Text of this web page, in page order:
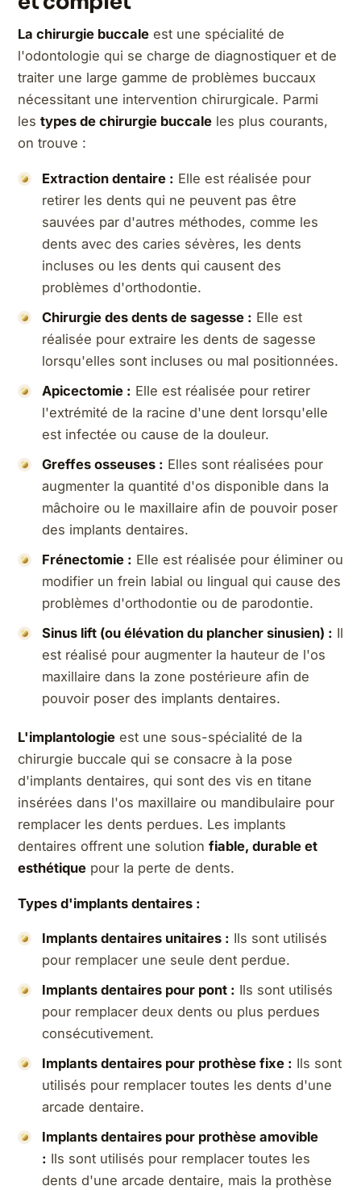
La chirurgie buccale est une spécialité de
l'odontologie qui se charge de diagnostiquer et de
traiter une large gamme de problèmes buccaux
nécessitant une intervention chirurgicale. Parmi
les types de chirurgie buccale les plus courants,
on trouve :
Extraction dentaire : Elle est réalisée pour
retirer les dents qui ne peuvent pas être
sauvées par d'autres méthodes, comme les
dents avec des caries sévères, les dents
incluses ou les dents qui causent des
problèmes d'orthodontie.
Chirurgie des dents de sagesse : Elle est
réalisée pour extraire les dents de sagesse
lorsqu'elles sont incluses ou mal positionnées.
Apicectomie : Elle est réalisée pour retirer
l'extrémité de la racine d'une dent lorsqu'elle
est infectée ou cause de la douleur.
Greffes osseuses : Elles sont réalisées pour
augmenter la quantité d'os disponible dans la
mâchoire ou le maxillaire afin de pouvoir poser
des implants dentaires.
Frénectomie : Elle est réalisée pour éliminer ou
modifier un frein labial ou lingual qui cause des
problèmes d'orthodontie ou de parodontie.
Sinus lift (ou élévation du plancher sinusien) : Il
est réalisé pour augmenter la hauteur de l'os
maxillaire dans la zone postérieure afin de
pouvoir poser des implants dentaires.
L'implantologie est une sous-spécialité de la
chirurgie buccale qui se consacre à la pose
d'implants dentaires, qui sont des vis en titane
insérées dans l'os maxillaire ou mandibulaire pour
remplacer les dents perdues. Les implants
dentaires offrent une solution fiable, durable et
esthétique pour la perte de dents.
Types d'implants dentaires :
Implants dentaires unitaires : Ils sont utilisés
pour remplacer une seule dent perdue.
Implants dentaires pour pont : Ils sont utilisés
pour remplacer deux dents ou plus perdues
consécutivement.
Implants dentaires pour prothèse fixe : Ils sont
utilisés pour remplacer toutes les dents d'une
arcade dentaire.
Implants dentaires pour prothèse amovible
: Ils sont utilisés pour remplacer toutes les
dents d'une arcade dentaire, mais la prothèse